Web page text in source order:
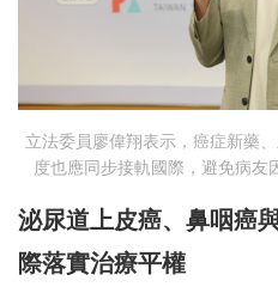
立法委員廖偉翔表示，癌症新藥
度也應同步接軌國際，避免病友
泌尿道上皮癌、鼻咽癌
際落實治療平權